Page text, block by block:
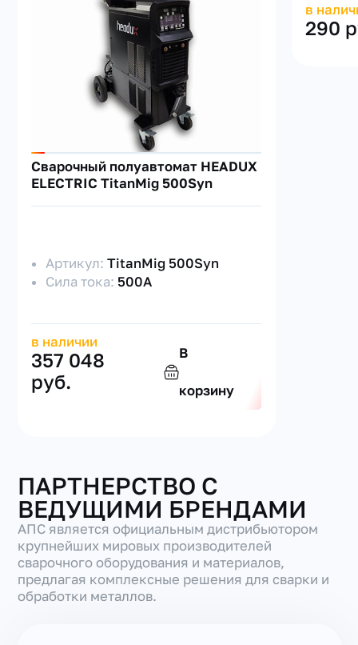
Сварочный полуавтомат HEADUX
ELECTRIC TitanMig 500Syn
Артикул:TitanMig 500Syn
Сила тока: 500А
в наличии
357 048
руб.
В
корзину
в
290
ПАРТНЕРСТВО С
ВЕДУЩИМИ БРЕНДАМИ
АПС является официальным дистрибьютором
крупнейших мировых производителей
сварочного оборудования и материалов,
предлагая комплексные решения для сварки и
обработки металлов.